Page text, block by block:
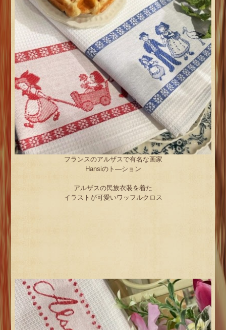
フランスのアルザスで有名な画家
Hansiのト―ション
アルザスの民族衣装を着た
イラストが可愛いワッフルクロス